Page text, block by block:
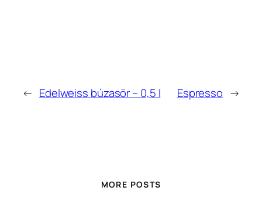
← Edelweiss búzasör – 0,5 l Espresso →
MORE POSTS